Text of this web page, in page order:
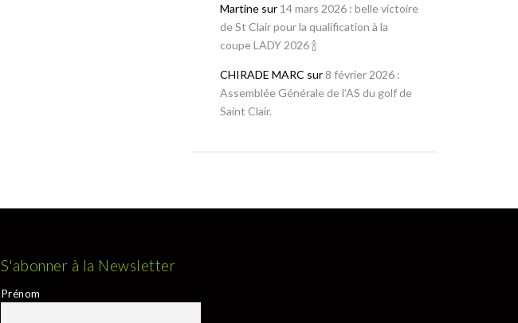
Martine sur 14 mars 2026 : belle victoire
de St Clair pour la qualification à la
coupe LADY 2026 🍾
CHIRADE MARC sur 8 février 2026 :
Assemblée Générale de l’AS du golf de
Saint Clair.
S'abonner à la Newsletter
Prénom